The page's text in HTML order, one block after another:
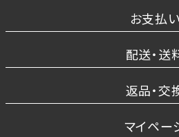
お支払い
配送・送
返品・交
マイペー